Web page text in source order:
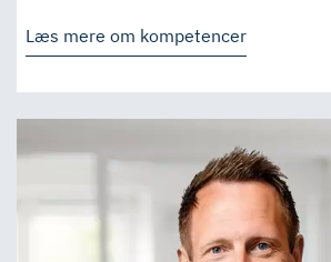
Læs mere om kompetencer